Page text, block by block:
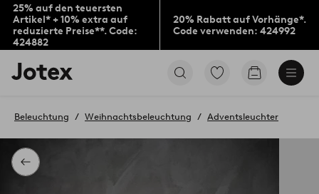
25% auf den teuersten
Artikel* + 10% extra auf
reduzierte Preise**. Code:
424882
20% Rabatt auf Vorhänge*.
Code verwenden: 424992
Jotex-
Logo
Startseite
Zu
Favoriten
Produkten
Zum
Zurück
Beleuchtung Weihnachtsbeleuchtung Adventsleuchter